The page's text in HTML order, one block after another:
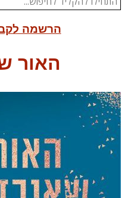
הרשמה
האור